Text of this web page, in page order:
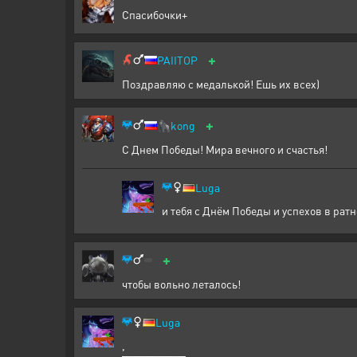
Спасибочки+
PAIITOP +
Поздравляю с медалькой! Ешь их всех)
🦍kong +
С Днем Победы! Мира вечного и счастья!
Luga
и тебя с Днём Победы и успехов в
+
чтобы вольно леталось!
Luga